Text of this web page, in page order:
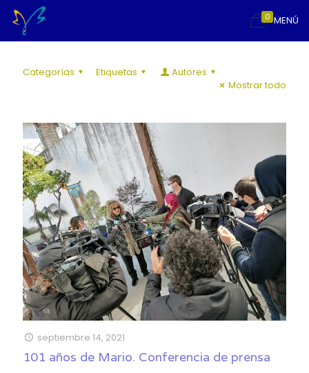
MENÚ
0
Categorías Etiquetas
Autores
Mostrar todo
septiembre 14, 2021
101 años de Mario. Conferencia de prensa